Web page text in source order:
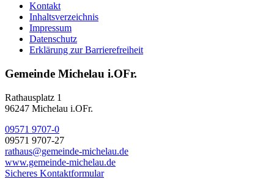
Kontakt
Inhaltsverzeichnis
Impressum
Datenschutz
Erklärung zur Barrierefreiheit
Gemeinde Michelau i.OFr.
Rathausplatz 1
96247 Michelau i.OFr.
09571 9707-0
09571 9707-27
rathaus@gemeinde-michelau.de
www.gemeinde-michelau.de
Sicheres Kontaktformular